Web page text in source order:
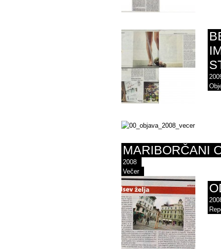
MARIBORČANI
2008
Večer